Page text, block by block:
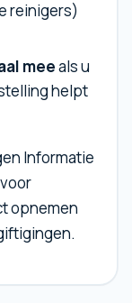
reinigers)
meeals u
helpt
Informatie
opnemen